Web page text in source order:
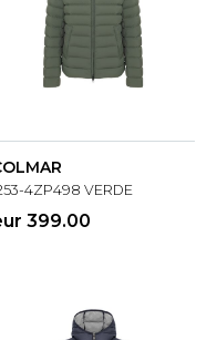
4ZP498 VERDE
399.00